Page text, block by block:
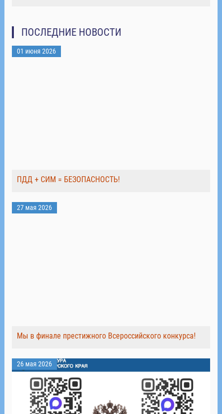
ПОСЛЕДНИЕ НОВОСТИ
01 июня 2026
ПДД + СИМ = БЕЗОПАСНОСТЬ!
27 мая 2026
Мы в финале престижного Всероссийского конкурса!
26 мая 2026